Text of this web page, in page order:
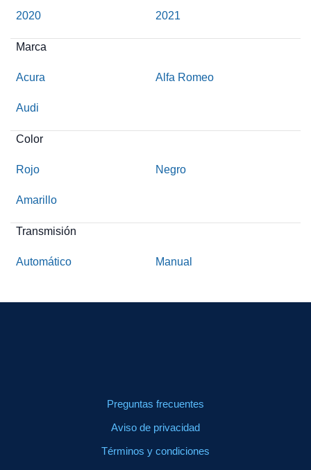
2020 2021
Marca
Acura Alfa Romeo
Audi
Color
Rojo Negro
Amarillo
Transmisión
Automático Manual
Preguntas frecuentes
Aviso de privacidad
Términos y condiciones